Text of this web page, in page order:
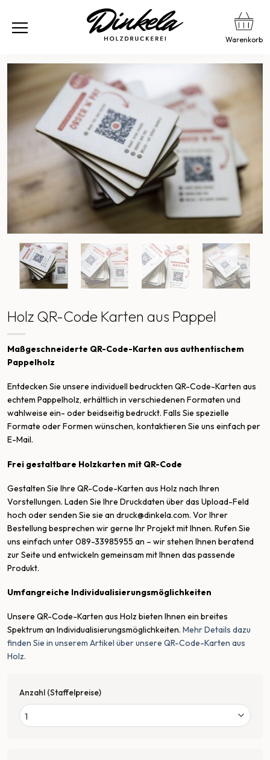
Warenkorb
Holz QR-Code Karten aus Pappel
Maßgeschneiderte QR-Code-Karten aus authentischem
Pappelholz
Entdecken Sie unsere individuell bedruckten QR-Code-Karten aus
echtem Pappelholz, erhältlich in verschiedenen Formaten und
wahlweise ein- oder beidseitig bedruckt. Falls Sie spezielle
Formate oder Formen wünschen, kontaktieren Sie uns einfach per
E-Mail.
Frei gestaltbare Holzkarten mit QR-Code
Gestalten Sie Ihre QR-Code-Karten aus Holz nach Ihren
Vorstellungen. Laden Sie Ihre Druckdaten über das Upload-Feld
hoch oder senden Sie sie an druck@dinkela.com. Vor Ihrer
Bestellung besprechen wir gerne Ihr Projekt mit Ihnen. Rufen Sie
uns einfach unter 089-33985955 an – wir stehen Ihnen beratend
zur Seite und entwickeln gemeinsam mit Ihnen das passende
Produkt.
Umfangreiche Individualisierungsmöglichkeiten
Unsere QR-Code-Karten aus Holz bieten Ihnen ein breites
Spektrum an Individualisierungsmöglichkeiten. Mehr Details dazu
finden Sie in unserem Artikel über unsere QR-Code-Karten aus
Holz.
Anzahl (Staffelpreise)